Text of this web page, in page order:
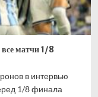
матчи 1/8
в интервью
1/8 финала